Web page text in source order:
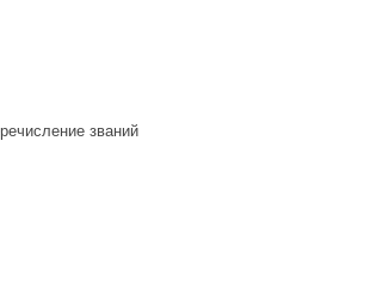
званий